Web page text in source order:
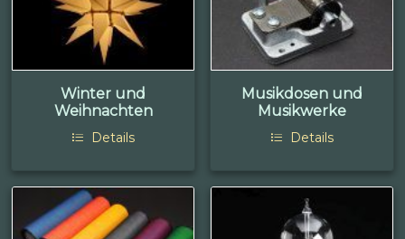
Winter und
Weihnachten
Details
Musikdosen und
Musikwerke
Details